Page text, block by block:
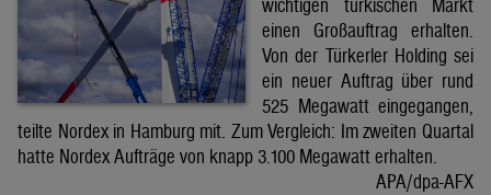
wichtigen türkischen Markt
einen Großauftrag erhalten.
Von der Türkerler Holding sei
ein neuer Auftrag über rund
525 Megawatt eingegangen,
teilte Nordex in Hamburg mit. Zum Vergleich: Im zweiten Quartal
hatte Nordex Aufträge von knapp 3.100 Megawatt erhalten.
APA/dpa-AFX